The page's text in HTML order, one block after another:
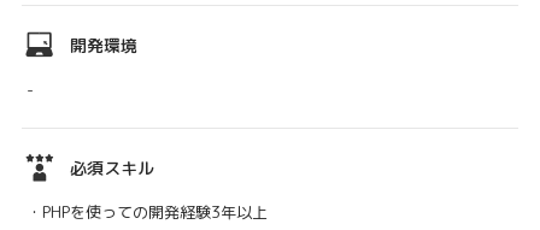
開発環境
-
必須スキル
・PHPを使っての開発経験3年以上